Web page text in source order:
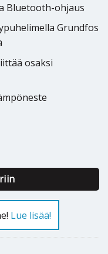
Bluetooth-ohjaus
Grundfos
osaksi
100-180 määrä
Lue lisää!